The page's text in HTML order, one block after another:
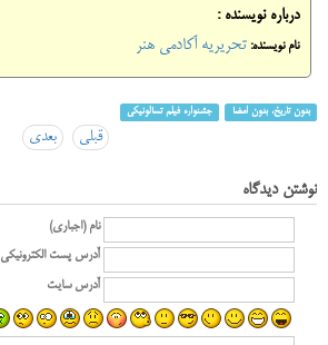
درباره نویسنده :
نام نویسنده: تحریریه آکادمی هنر
بدون تاریخ، بدون امضا جشنواره فیلم تسالونیکی
قبلی بعدی
نوشتن دیدگاه
نام (اجباری)
آدرس پست الکترونیکی
آدرس سایت